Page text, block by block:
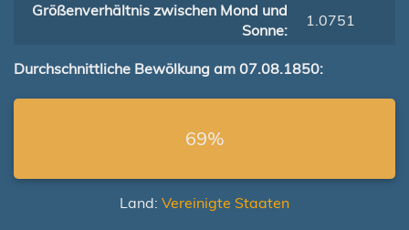
Größenverhältnis zwischen Mond und
Sonne:
1.0751
Durchschnittliche Bewölkung am 07.08.1850:
69%
Land: Vereinigte Staaten